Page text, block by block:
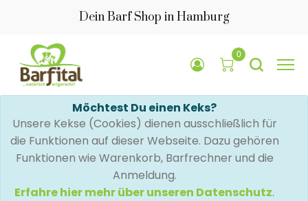
Dein Barf Shop in Hamburg
0
Möchtest Du einen Keks?
Unsere Kekse (Cookies) dienen ausschließlich für
die Funktionen auf dieser Webseite. Dazu gehören
Funktionen wie Warenkorb, Barfrechner und die
Anmeldung.
Erfahre hier mehr über unseren Datenschutz.